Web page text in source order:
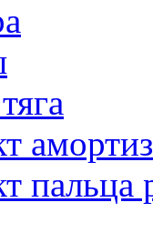
пальца